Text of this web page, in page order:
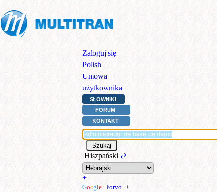
Zaloguj się |
Polish |
Umowa
użytkownika
SŁOWNIKI
FORUM
KONTAKT
Hiszpański ⇄
+
Google | Forvo | +